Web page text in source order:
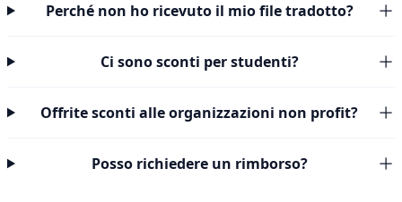
Perché non ho ricevuto il mio file tradotto?
Ci sono sconti per studenti?
Offrite sconti alle organizzazioni non profit?
Posso richiedere un rimborso?